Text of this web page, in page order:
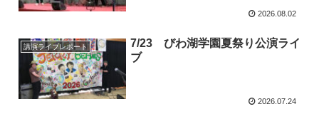
2026.08.02
講演ライブレポート
7/23 びわ湖学園夏祭り公演ライ
ブ
2026.07.24